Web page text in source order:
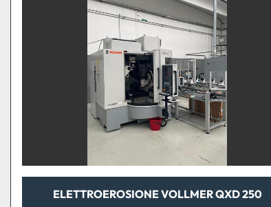
ELETTROEROSIONE VOLLMER QXD 250